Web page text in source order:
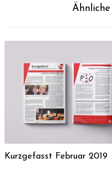
Kurzgefasst Februar 2019